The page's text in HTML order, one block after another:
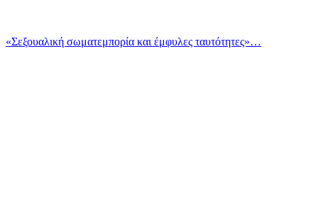
«Σεξουαλική σωματεμπορία και έμφυλες ταυτότητες»…